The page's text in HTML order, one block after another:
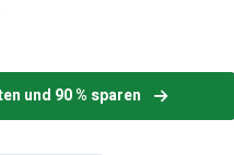
und 90 % sparen